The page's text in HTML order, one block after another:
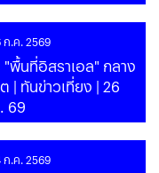
ก.ค. 2569
พื้นที่อิสราเอล" กลาง
| ทันข่าวเที่ยง | 26
69
ก.ค. 2569